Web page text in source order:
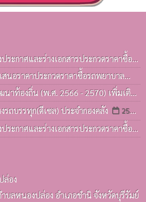
ะกาศและร่างเอกสารประกวดราคาซื้อ
ะจำกองคลังฯ
13 ก.ค. 2569
นอราคาประกวดราคาซื้อรถพยาบาล
วยวิธีประกวดราคาอิเล็กทรอนิกส์(e-
2569
าท้องถิ่น (พ.ศ. 2566 - 2570) เพิ่มเติม
06 ก.ค. 2569
รถบรรทุก(ดีเซล) ประจำกองคลัง
25
ะกาศและร่างเอกสารประกวดราคาซื้อ
จำกองคลังฯ
ล่อง
บลหนองปล่อง อำเภอชำนิ จังหวัดบุรีรัมย์